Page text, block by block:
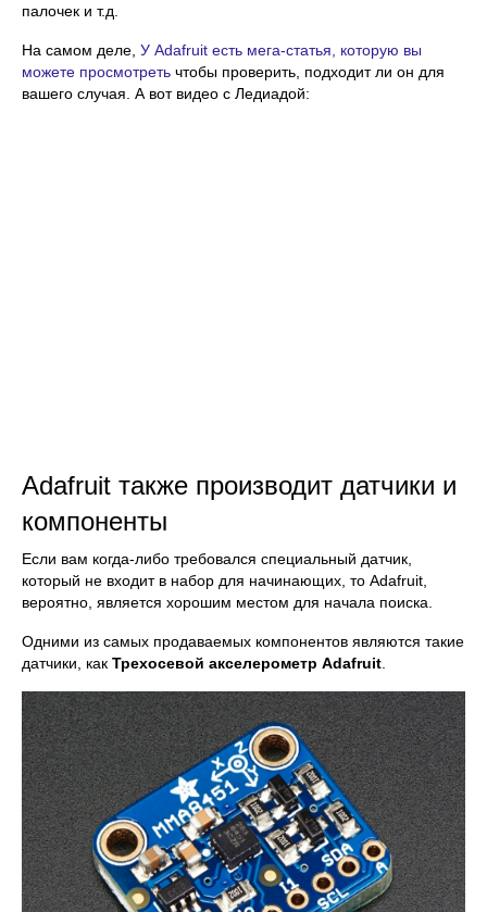
палочек и т.д.
На самом деле, У Adafruit есть мега-статья, которую вы
можете просмотреть чтобы проверить, подходит ли он для
вашего случая. А вот видео с Ледиадой:
Adafruit также производит датчики и
компоненты
Если вам когда-либо требовался специальный датчик,
который не входит в набор для начинающих, то Adafruit,
вероятно, является хорошим местом для начала поиска.
Одними из самых продаваемых компонентов являются такие
датчики, как Трехосевой акселерометр Adafruit.